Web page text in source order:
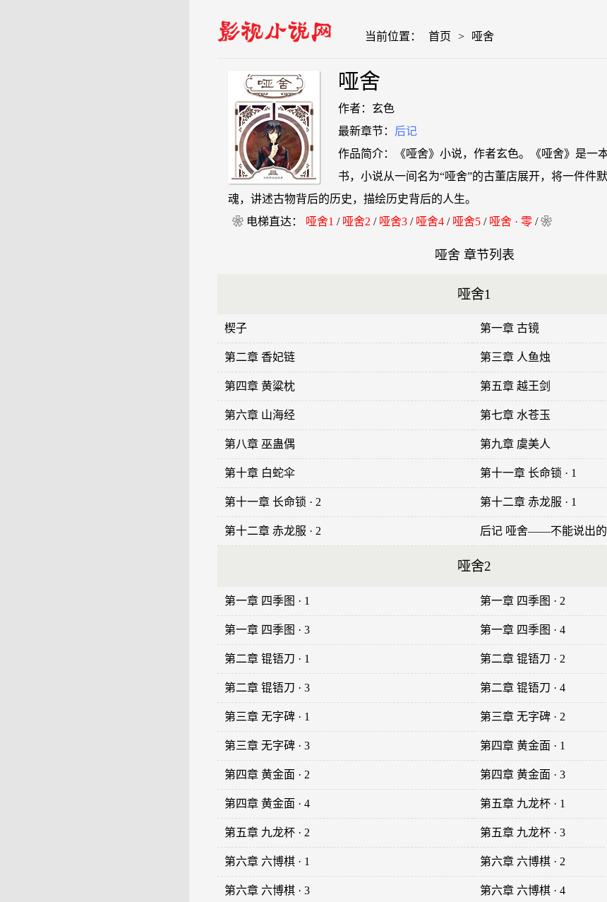
当前位置： 首页 > 哑舍
哑舍
作者：玄色
最新章节： 后记
作品简介：《哑舍》小说，作者玄色。《哑舍》是一
书，小说从一间名为“哑舍”的古董店展开，将一件件
魂，讲述古物背后的历史，描绘历史背后的人生。
❀ 电梯直达： 哑舍1 / 哑舍2 / 哑舍3/ 哑舍4/ 哑舍5/ 哑舍 · 零/ ❀
哑舍 章节列表
哑舍1
楔子 第一章 古镜
第二章 香妃链 第三章 人鱼烛
第四章 黄粱枕 第五章 越王剑
第六章 山海经 第七章 水苍玉
第八章 巫蛊偶 第九章 虞美人
第十章 白蛇伞 第十一章 长命锁 · 1
第十一章 长命锁 · 2 第十二章 赤龙服 · 1
第十二章 赤龙服 · 2 后记 哑舍——不能说出
哑舍2
第一章 四季图 · 1 第一章 四季图 · 2
第一章 四季图 · 3 第一章 四季图 · 4
第二章 锟铻刀 · 1 第二章 锟铻刀 · 2
第二章 锟铻刀 · 3 第二章 锟铻刀 · 4
第三章 无字碑 · 1 第三章 无字碑 · 2
第三章 无字碑 · 3 第四章 黄金面 · 1
第四章 黄金面 · 2 第四章 黄金面 · 3
第四章 黄金面 · 4 第五章 九龙杯 · 1
第五章 九龙杯 · 2 第五章 九龙杯 · 3
第六章 六博棋 · 1 第六章 六博棋 · 2
第六章 六博棋 · 3 第六章 六博棋 · 4